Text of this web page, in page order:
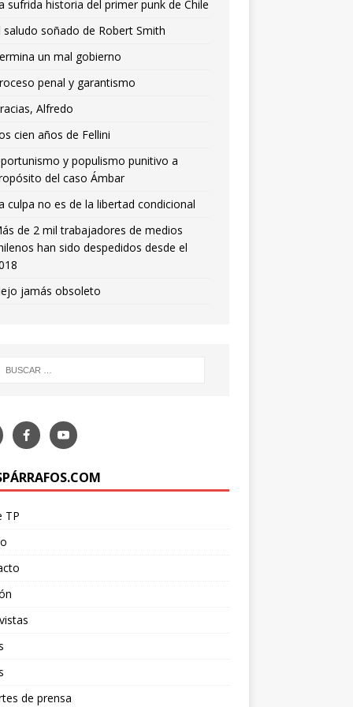
sufrida historia del primer punk de Chile
saludo soñado de Robert Smith
un mal gobierno
penal y garantismo
Alfredo
cien años de Fellini
y populismo punitivo a
del caso Ámbar
culpa no es de la libertad condicional
de 2 mil trabajadores de medios
han sido despedidos desde el
jamás obsoleto
TP
de prensa